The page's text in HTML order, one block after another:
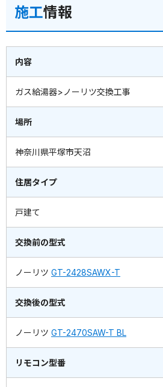
施工情報
内容
ガス給湯器>ノーリツ交換工事
場所
神奈川県平塚市天沼
住居タイプ
戸建て
交換前の型式
ノーリツ GT-2428SAWX-T
交換後の型式
ノーリツ GT-2470SAW-T BL
リモコン型番